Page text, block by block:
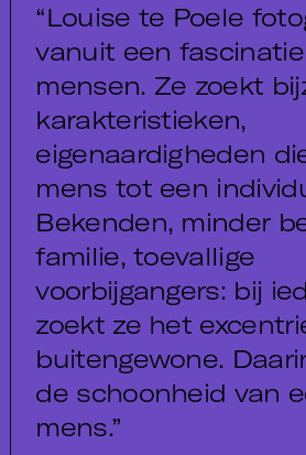
“Louise te Poele
vanuit een
mensen. Ze zoekt
karakteristieken,
eigenaardigheden
mens tot een
Bekenden, minder
familie, toevallige
voorbijgangers: bij
zoekt ze het
buitengewone.
de schoonheid van
mens.”